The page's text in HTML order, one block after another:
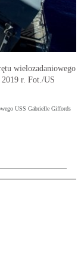
wielozadaniowego
r. Fot./US
USS Gabrielle Giffords